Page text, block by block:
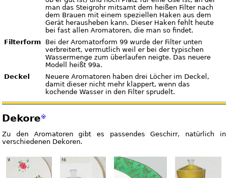
man das Steigrohr mitsamt dem heißen Filter nach
dem Brauen mit einem speziellen Haken aus dem
Gerät herausheben kann. Dieser Haken fehlt heute
bei fast allen Aromatoren, die man so findet.
Filterform
Bei der Aromatorform 99 wurde der Filter unten
verbreitert, vermutlich weil er bei der typischen
Wassermenge zum überlaufen neigte. Das neuere
Modell heißt 99a.
Deckel
Neuere Aromatoren haben drei Löcher im Deckel,
damit dieser nicht mehr klappert, wenn das
kochende Wasser in den Filter sprudelt.
Dekore※
Zu den Aromatoren gibt es passendes Geschirr, natürlich in
verschiedenen Dekoren.